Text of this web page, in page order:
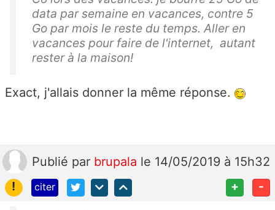
data par semaine en vacances, contre 5
Go par mois le reste du temps. Aller en
vacances pour faire de l'internet, autant
rester à la maison!
Exact, j'allais donner la même réponse.
Publié par brupala le 14/05/2019 à 15h32
!
citer + -